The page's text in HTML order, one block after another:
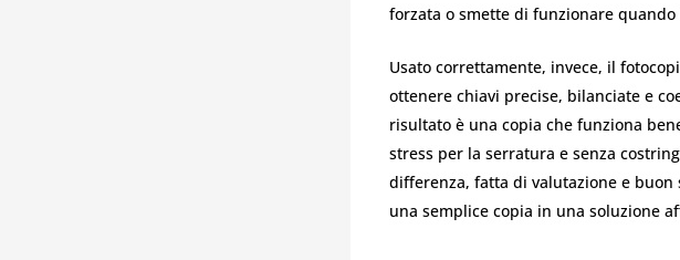
forzata o smette di funzionare
Usato correttamente, invece, il
ottenere chiavi precise, bilanciate e
risultato è una copia che funziona
stress per la serratura e senza
differenza, fatta di valutazione e
una semplice copia in una soluzione